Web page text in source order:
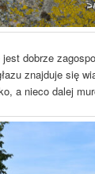
jest dobrze
znajduje się
a nieco dalej